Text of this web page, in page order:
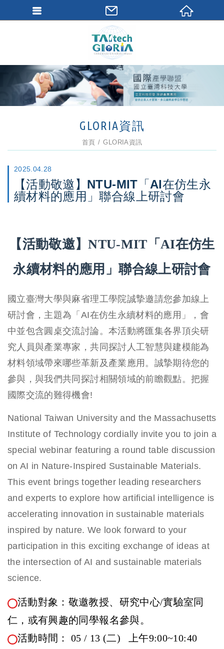
GLORIA資訊
首頁 GLORIA資訊
2025.04.28
【活動敬邀】NTU-MIT「AI在仿生永
續材料的應用」聯合線上研討會
【活動敬邀】NTU-MIT「AI在仿生
永續材料的應用」聯合線上研討會
國立臺灣大學與麻省理工學院誠摯邀請您參加線上
研討會，主題為「AI在仿生永續材料的應用」，會
中並包含圓桌交流討論。本活動將匯集各界頂尖研
究人員與產業專家，共同探討人工智慧與建模能為
材料領域帶來哪些革新及產業應用。誠摯期待您的
參與，與我們共同探討相關領域的前瞻觀點。把握
國際交流的難得機會!
National Taiwan University and the Massachusetts
Institute of Technology cordially invite you to join a
special webinar featuring a round table discussion
on AI in Nature-Inspired Sustainable Materials.
This event brings together leading researchers
and experts to explore how artificial intelligence is
accelerating innovation in sustainable materials
inspired by nature. We look forward to your
participation in this exciting exchange of ideas at
the intersection of AI and sustainable materials
science.
活動對象：敬邀教授、研究中心/實驗室同
仁，或有興趣的同學報名參與。
活動時間： 05 / 13 (二) 上午9:00~10:40